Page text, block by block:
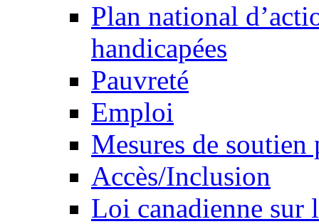
Plan national
handicapées
Pauvreté
Emploi
Mesures de soutien
Accès/Inclusion
Loi canadienne sur